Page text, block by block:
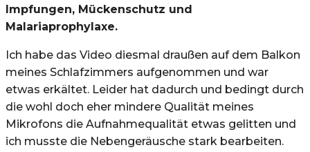
Impfungen, Mückenschutz und
Malariaprophylaxe.
Ich habe das Video diesmal draußen auf dem Balkon
meines Schlafzimmers aufgenommen und war
etwas erkältet. Leider hat dadurch und bedingt durch
die wohl doch eher mindere Qualität meines
Mikrofons die Aufnahmequalität etwas gelitten und
ich musste die Nebengeräusche stark bearbeiten.